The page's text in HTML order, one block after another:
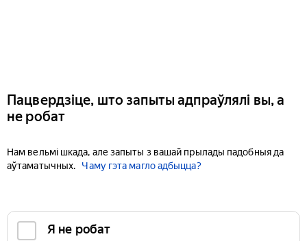
Пацвердзіце, што запыты адпраўлялі вы, а
не робат
Нам вельмі шкада, але запыты з вашай прылады падобныя да
аўтаматычных.
Чаму гэта магло адбыцца?
Я не робат